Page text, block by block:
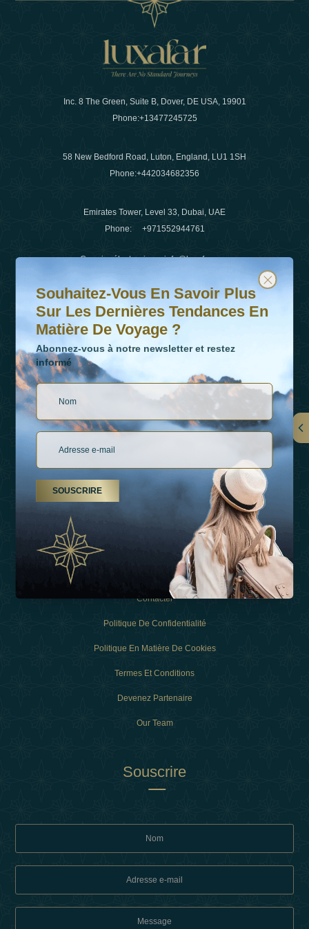
Inc. 8 The Green, Suite B, Dover, DE USA, 19901
Phone:+13477245725
58 New Bedford Road, Luton, England, LU1 1SH
Phone:+442034682356
Emirates Tower, Level 33, Dubai, UAE
Phone: +971552944761
Courrier électronique:info@luxafar.com
WhatsApp N°
+442034682356
+971552944761
LIENS
À Propos De Nous
Types De Vacances
Contacter
Politique De Confidentialité
Politique En Matière De Cookies
Termes Et Conditions
Devenez Partenaire
Our Team
Souscrire
Souhaitez-vous en savoir plus sur les dernières
Abonnez-vous à notre newsletter et restez informé
Souhaitez-Vous En Savoir Plus
Sur Les Dernières Tendances En
Matière De Voyage ?
Abonnez-vous à notre newsletter et restez
informé
SOUSCRIRE